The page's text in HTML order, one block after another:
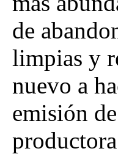
de
limpias y
nuevo a
emisión